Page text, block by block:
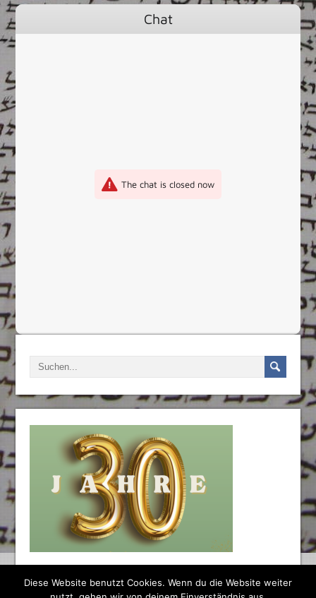
Chat
The chat is closed now
Diese Website benutzt Cookies. Wenn du die Website weiter